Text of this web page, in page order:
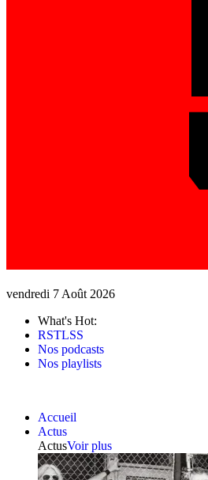
vendredi 7 Août 2026
What's Hot:
RSTLSS
Nos podcasts
Nos playlists
Accueil
Actus
ActusVoir plus